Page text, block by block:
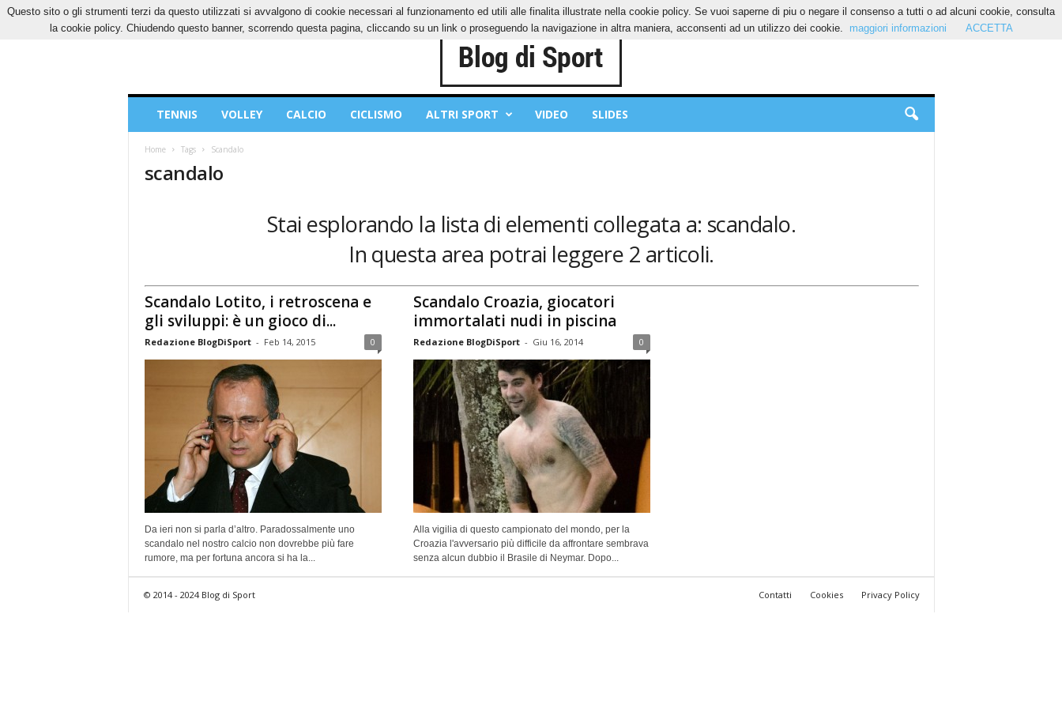
SABATO, 8 AGOSTO 2026 CONTATTI COOKIES PRIVACY POLICY
Sport
TENNIS VOLLEY CALCIO CICLISMO ALTRI SPORT VIDEO SLIDES
Home Tags Scandalo
scandalo
Stai esplorando la lista di elementi collegata a: scandalo.
In questa area potrai leggere 2 articoli.
Scandalo Lotito, i retroscena e
gli sviluppi: è un gioco di...
Redazione BlogDiSport - Feb 14, 2015 0
Da ieri non si parla d’altro. Paradossalmente uno
scandalo nel nostro calcio non dovrebbe più fare
rumore, ma per fortuna ancora si ha la...
Scandalo Croazia, giocatori
immortalati nudi in piscina
Redazione BlogDiSport - Giu 16, 2014 0
Alla vigilia di questo campionato del mondo, per la
Croazia l'avversario più difficile da affrontare sembrava
senza alcun dubbio il Brasile di Neymar. Dopo...
Contatti Cookies Privacy Policy
© 2014 - 2024 Blog di Sport
Questo sito o gli strumenti terzi da questo utilizzati si avvalgono di cookie necessari al funzionamento ed utili alle finalita illustrate nella cookie policy. Se vuoi saperne di piu o negare il consenso a tutti o ad alcuni cookie, consulta
la cookie policy. Chiudendo questo banner, scorrendo questa pagina, cliccando su un link o proseguendo la navigazione in altra maniera, acconsenti ad un utilizzo dei cookie.
maggiori informazioni ACCETTA